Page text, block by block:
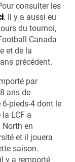
consulter les
. Il y a aussi eu
du tournoi,
Canada
et de la
précédent.
par
ans de
pieds-4 dont le
LCF a
en
et il jouera
saison.
y a remporté